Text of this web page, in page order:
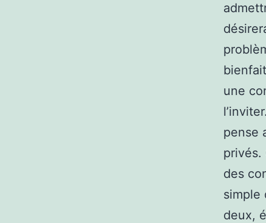
une
pense
privés.
des
simple
deux,